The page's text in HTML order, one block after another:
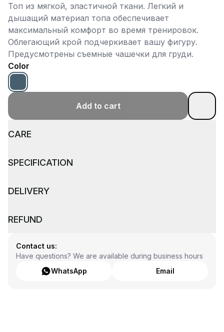
Топ из мягкой, эластичной ткани. Легкий и
дышащий материал топа обеспечивает
максимальный комфорт во время тренировок.
Облегающий крой подчеркивает вашу фигуру.
Предусмотрены съемные чашечки для груди.
Color
Add to cart
CARE
SPECIFICATION
DELIVERY
REFUND
Contact us:
Have questions? We are available during business hours
WhatsApp
Email